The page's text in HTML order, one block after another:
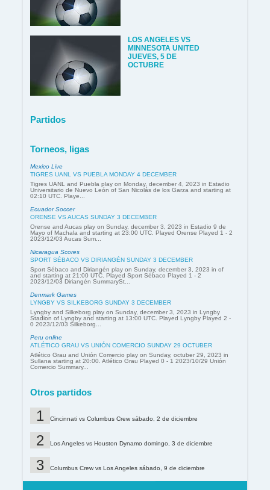
LOS ANGELES VS
MINNESOTA UNITED
JUEVES, 5 DE
OCTUBRE
Partidos
Torneos, ligas
Mexico Live
TIGRES UANL VS PUEBLA MONDAY 4 DECEMBER
Tigres UANL and Puebla play on Monday, december 4, 2023 in Estadio
Universitario de Nuevo León of San Nicolás de los Garza and starting at
02:10 UTC. Playe...
Ecuador Soccer
ORENSE VS AUCAS SUNDAY 3 DECEMBER
Orense and Aucas play on Sunday, december 3, 2023 in Estadio 9 de
Mayo of Machala and starting at 23:00 UTC. Played Orense Played 1 - 2
2023/12/03 Aucas Sum...
Nicaragua Scores
SPORT SÉBACO VS DIRIANGÉN SUNDAY 3 DECEMBER
Sport Sébaco and Diriangén play on Sunday, december 3, 2023 in of
and starting at 21:00 UTC. Played Sport Sébaco Played 1 - 2
2023/12/03 Diriangén SummarySt...
Denmark Games
LYNGBY VS SILKEBORG SUNDAY 3 DECEMBER
Lyngby and Silkeborg play on Sunday, december 3, 2023 in Lyngby
Stadion of Lyngby and starting at 13:00 UTC. Played Lyngby Played 2 -
0 2023/12/03 Silkeborg...
Peru online
ATLÉTICO GRAU VS UNIÓN COMERCIO SUNDAY 29 OCTUBER
Atlético Grau and Unión Comercio play on Sunday, octuber 29, 2023 in
Sullana starting at 20:00. Atlético Grau Played 0 - 1 2023/10/29 Unión
Comercio Summary...
Otros partidos
Cincinnati vs Columbus Crew sábado, 2 de diciembre
Los Angeles vs Houston Dynamo domingo, 3 de diciembre
Columbus Crew vs Los Angeles sábado, 9 de diciembre